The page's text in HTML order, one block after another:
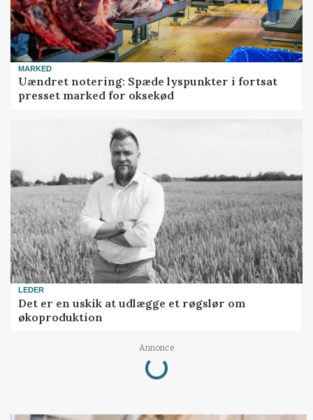
MARKED
Uændret notering: Spæde lyspunkter i fortsat
presset marked for oksekød
LEDER
Det er en uskik at udlægge et røgslør om
økoproduktion
Annonce
Loading...